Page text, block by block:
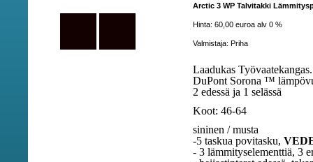
Arctic 3 WP Talvitakki
Hinta: 60,00 euroa alv 0 %
Valmistaja: Priha
Laadukas
DuPont Sorona ™
2 edessä ja 1 selässä
Koot: 46-64
sininen / musta
-5 taskua povitasku,
- 3 lämmityselementtiä, 3